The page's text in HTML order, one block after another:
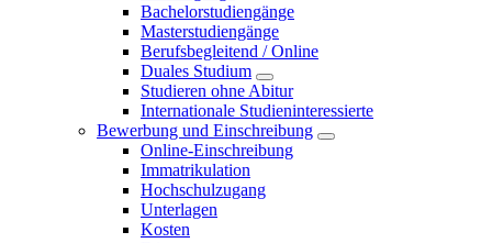
Bachelorstudiengänge
Masterstudiengänge
Berufsbegleitend / Online
Duales Studium
Studieren ohne Abitur
Internationale Studieninteressierte
Bewerbung und Einschreibung
Online-Einschreibung
Immatrikulation
Hochschulzugang
Unterlagen
Kosten